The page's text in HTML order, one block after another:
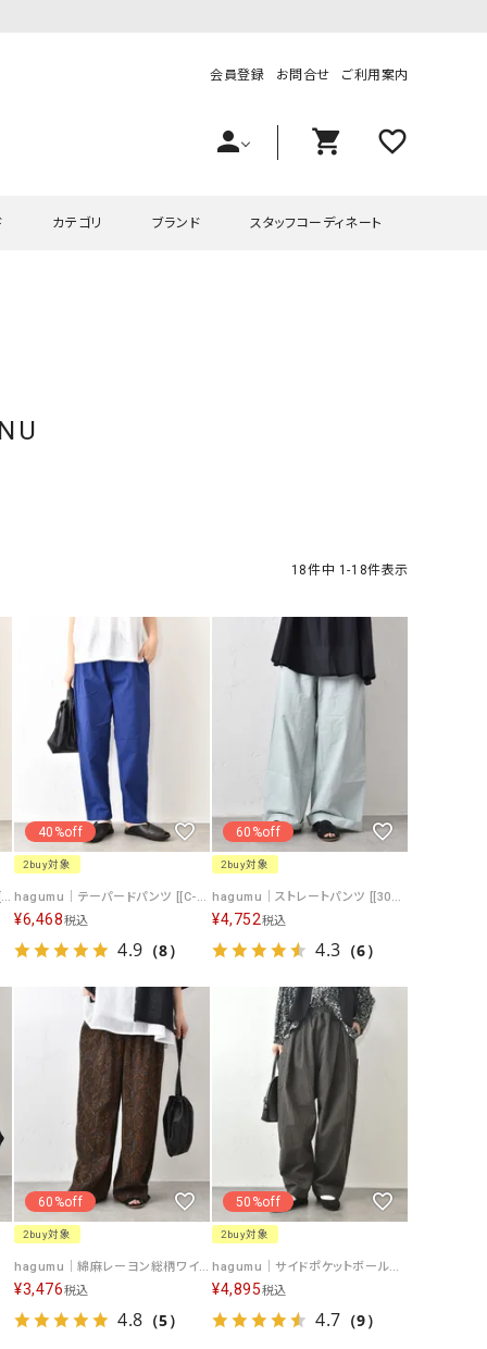
会員登録 お問合せ ご利用案内
person shopping_cart favorite_outline
すべて見る
カテゴリ
ト・オーバーオール
ース・チュニック
ト・オーバーオール
ット・アウター
ブランド
10t'ena (トテナ)
08mab(ゼロハチマブ) Johnbull（ジョンブル）
1%（イチ パーセント） LAOCOONTE（ラオコンテ）
1 metre carre（アンメートルキャレ ）
LAURA DI MAGGIO（ロー
オ）
120%lino（ワンハンドレッドトゥエンティ
ーパーセントリノ）
le camouflage tribe（ル
トライブ）
adidas（アディダス）
ASFVLT（アスファルト） mizuiro ind（ミズイロ イン
リー）
Audition（オーディション）
ORDINARY FITS（オーディ
ツ）
blue willow（ブルーウィロー） Osmosis（オズモシス）
blue willow（ブルーウィロー） prit（プリット）
CUBE SUGAR（キューブシュガー） PUMA（プーマ）
CONVERSE ALL STAR（コンバースオー
ルスター）
Risley（リズレー）
DENIM DUNGAREE（デニムダンガリー）
Deck（ディック） SUN VALLEY（サンバレー）
スタッフコーディネート
18件中 1-18件表示
hagumu｜麻混イージーパンツ [[hag-215]][C]
40%off
2buy対象
hagumu｜テーパードパンツ [[C-770]][C]
¥6,468税込
4.9 （8）
60%off
2buy対象
hagumu｜ストレートパンツ [[30463081]][C]
¥4,752税込
4.3 （6）
60%off
2buy対象
hagumu｜綿麻レーヨン総柄ワイドパンツ [[CPMA-2226]][C]
¥3,476税込
4.8 （5）
50%off
2buy対象
hagumu｜サイドポケットボールパンツ [[C-758]][C]
¥4,895税込
4.7 （9）